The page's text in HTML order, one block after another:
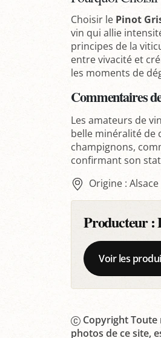
Choisir le Pinot
vin qui allie
principes de la
entre vivacité et
les moments de
Commentaires
Les amateurs de
belle minéralité de
champignons,
confirmant son
Origine : Alsace
Producteur :
Voir les
Copyright
photos de ce site,